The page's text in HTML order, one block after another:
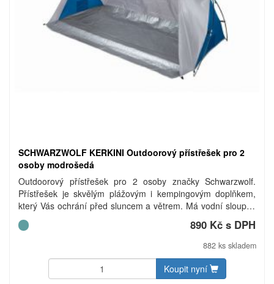
SCHWARZWOLF KERKINI Outdoorový přístřešek pro 2
osoby modrošedá
Outdoorový přístřešek pro 2 osoby značky Schwarzwolf.
Přístřešek je skvělým plážovým i kempingovým doplňkem,
který Vás ochrání před sluncem a větrem. Má vodní sloupec
300 mm a UV filtr UV40+. Je balen ve stahovacím pytlíku,
který obsahuje přístřešek, konstrukci ze skelných vláken, 8
ks nerezových kolíků a 4 ks lana. Materiál: přístřešek – 190
890 Kč s DPH
882 ks skladem
Koupit nyní